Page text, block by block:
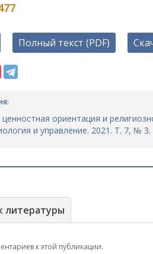
Полный текст (PDF)
ориентация и
и управление. 2021. Т. 7, №
литературы
к этой публикации.